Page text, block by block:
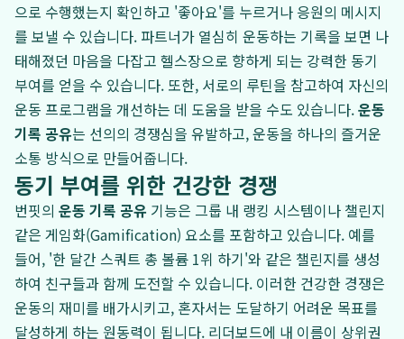
으로 수행했는지 확인하고 '좋아요'를 누르거나 응원의 메시지
를 보낼 수 있습니다. 파트너가 열심히 운동하는 기록을 보면 나
태해졌던 마음을 다잡고 헬스장으로 향하게 되는 강력한 동기
부여를 얻을 수 있습니다. 또한, 서로의 루틴을 참고하여 자신의
운동 프로그램을 개선하는 데 도움을 받을 수도 있습니다.운동
기록 공유는 선의의 경쟁심을 유발하고, 운동을 하나의 즐거운
소통 방식으로 만들어줍니다.
동기 부여를 위한 건강한 경쟁
번핏의 운동 기록 공유 기능은 그룹 내 랭킹 시스템이나 챌린지
같은 게임화(Gamification) 요소를 포함하고 있습니다. 예를
들어, '한 달간 스쿼트 총 볼륨 1위 하기'와 같은 챌린지를 생성
하여 친구들과 함께 도전할 수 있습니다. 이러한 건강한 경쟁은
운동의 재미를 배가시키고, 혼자서는 도달하기 어려운 목표를
달성하게 하는 원동력이 됩니다. 리더보드에 내 이름이 상위권